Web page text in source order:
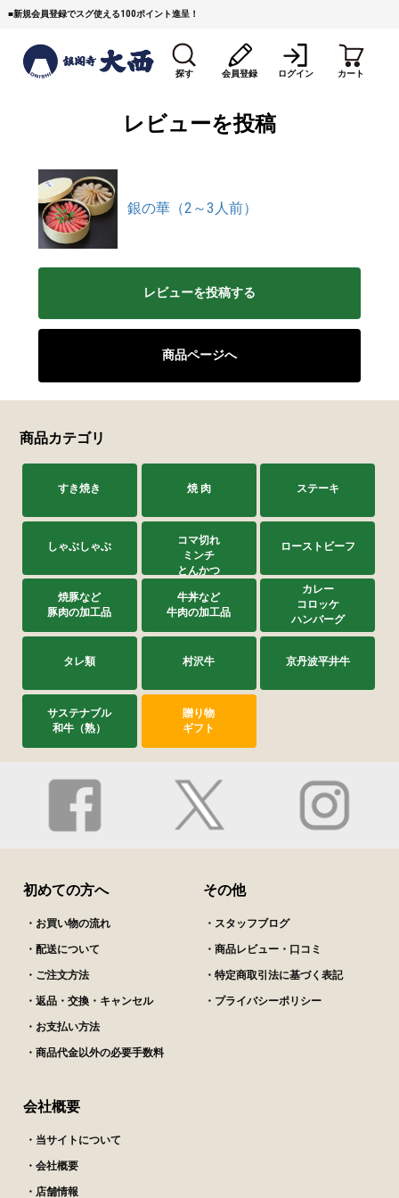
■新規会員登録でスグ使える100ポイント進呈！
探す
すき焼き
コマ切れミンチ
焼豚など（豚肉の加工
カレー・コロッケ・ハン
サステナブル・和牛
会員登録 ログイン カート
レビューを投稿
銀の華（2～3人前）
レビューを投稿する
商品ページへ
商品カテゴリ
すき焼き 焼 肉 ステーキ
しゃぶしゃぶ
コマ切れ
ミンチ
とんかつ
ローストビーフ
焼豚など
豚肉の加工品
牛丼など
牛肉の加工品
カレー
コロッケ
ハンバーグ
タレ類 村沢牛 京丹波平井牛
サステナブル
和牛（熟）
贈り物
ギフト
初めての方へ
・お買い物の流れ
・配送について
・ご注文方法
・返品・交換・キャンセル
・お支払い方法
・商品代金以外の必要手数料
その他
・スタッフブログ
・商品レビュー・口コミ
・特定商取引法に基づく表記
・プライバシーポリシー
会社概要
・当サイトについて
・会社概要
・店舗情報